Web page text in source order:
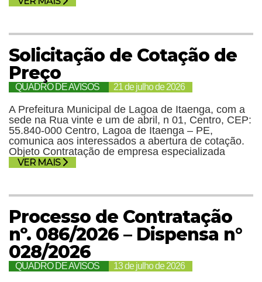
Solicitação de Cotação de
Preço
QUADRO DE AVISOS 21 de julho de 2026
A Prefeitura Municipal de Lagoa de Itaenga, com a
sede na Rua vinte e um de abril, n 01, Centro, CEP:
55.840-000 Centro, Lagoa de Itaenga – PE,
comunica aos interessados a abertura de cotação.
Objeto Contratação de empresa especializada
VER MAIS
Processo de Contratação
nº. 086/2026 – Dispensa n°
028/2026
QUADRO DE AVISOS 13 de julho de 2026